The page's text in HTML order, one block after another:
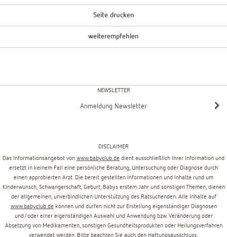
Seite drucken
weiterempfehlen
NEWSLETTER
Anmeldung Newsletter
DISCLAIMER
Das Informationsangebot von www.babyclub.de dient ausschließlich Ihrer Information und
ersetzt in keinem Fall eine persönliche Beratung, Untersuchung oder Diagnose durch
einen approbierten Arzt. Die bereit gestellten Informationen und Inhalte rund um
Kinderwunsch, Schwangerschaft, Geburt, Babys erstem Jahr und sonstigen Themen, dienen
der allgemeinen, unverbindlichen Unterstützung des Ratsuchenden. Alle Inhalte auf
www.babyclub.de können und dürfen nicht zur Erstellung eigenständiger Diagnosen
und/oder einer eigenständigen Auswahl und Anwendung bzw. Veränderung oder
Absetzung von Medikamenten, sonstigen Gesundheitsprodukten oder Heilungsverfahren
verwendet werden. Bitte beachten Sie auch den Haftungsausschluss.